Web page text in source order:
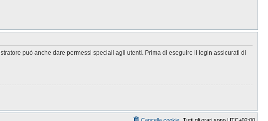
può anche dare permessi speciali agli utenti. Prima di eseguire il login assicurati di